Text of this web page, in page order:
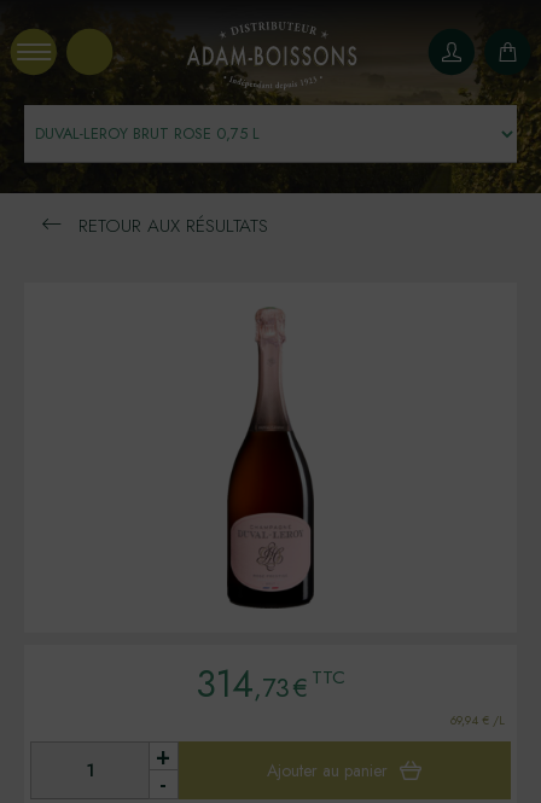
RETOUR AUX RÉSULTATS
314,73€ TTC
69,94 € /L
-
+ Ajouter au panier